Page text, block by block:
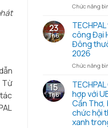
Từ
Chức năng
23
Th6
công Đại
Đông
2026
Chức năng
15
Th6
hợp với
Cần Thơ,
chức hội
xanh